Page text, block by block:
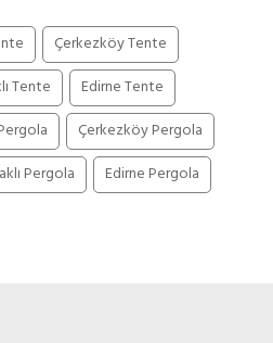
Çerkezköy Tente
Tente
Edirne Tente
Çerkezköy Pergola
Pergola Edirne Pergola